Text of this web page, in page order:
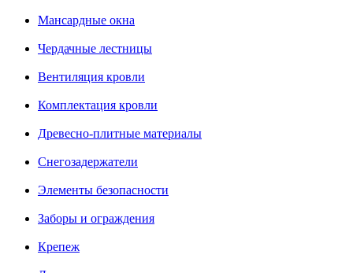
Мансардные окна
Чердачные лестницы
Вентиляция кровли
Комплектация кровли
Древесно-плитные материалы
Снегозадержатели
Элементы безопасности
Заборы и ограждения
Крепеж